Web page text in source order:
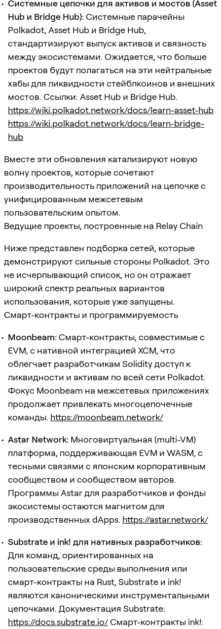
Системные цепочки для активов и мостов (Asset
Hub и Bridge Hub): Системные парачейны
Polkadot, Asset Hub и Bridge Hub,
стандартизируют выпуск активов и связность
между экосистемами. Ожидается, что больше
проектов будут полагаться на эти нейтральные
хабы для ликвидности стейблкоинов и внешних
мостов. Ссылки: Asset Hub и Bridge Hub.
https://wiki.polkadot.network/docs/learn-asset-hub
https://wiki.polkadot.network/docs/learn-bridge-
hub
Вместе эти обновления катализируют новую
волну проектов, которые сочетают
производительность приложений на цепочке с
унифицированным межсетевым
пользовательским опытом.
Ведущие проекты, построенные на Relay Chain
Ниже представлен подборка сетей, которые
демонстрируют сильные стороны Polkadot. Это
не исчерпывающий список, но он отражает
широкий спектр реальных вариантов
использования, которые уже запущены.
Смарт-контракты и программируемость
Moonbeam: Смарт-контракты, совместимые с
EVM, с нативной интеграцией XCM, что
облегчает разработчикам Solidity доступ к
ликвидности и активам по всей сети Polkadot.
Фокус Moonbeam на межсетевых приложениях
продолжает привлекать многоцепочечные
команды. https://moonbeam.network/
Astar Network: Многовиртуальная (multi-VM)
платформа, поддерживающая EVM и WASM, с
тесными связями с японским корпоративным
сообществом и сообществом авторов.
Программы Astar для разработчиков и фонды
экосистемы остаются магнитом для
производственных dApps. https://astar.network/
Substrate и ink! для нативных разработчиков:
Для команд, ориентированных на
пользовательские среды выполнения или
смарт-контракты на Rust, Substrate и ink!
являются каноническими инструментальными
цепочками. Документация Substrate:
https://docs.substrate.io/Смарт-контракты ink!: